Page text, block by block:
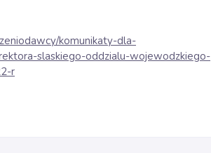
komunikaty-dla-
slaskiego-oddzialu-wojewodzkiego-
r